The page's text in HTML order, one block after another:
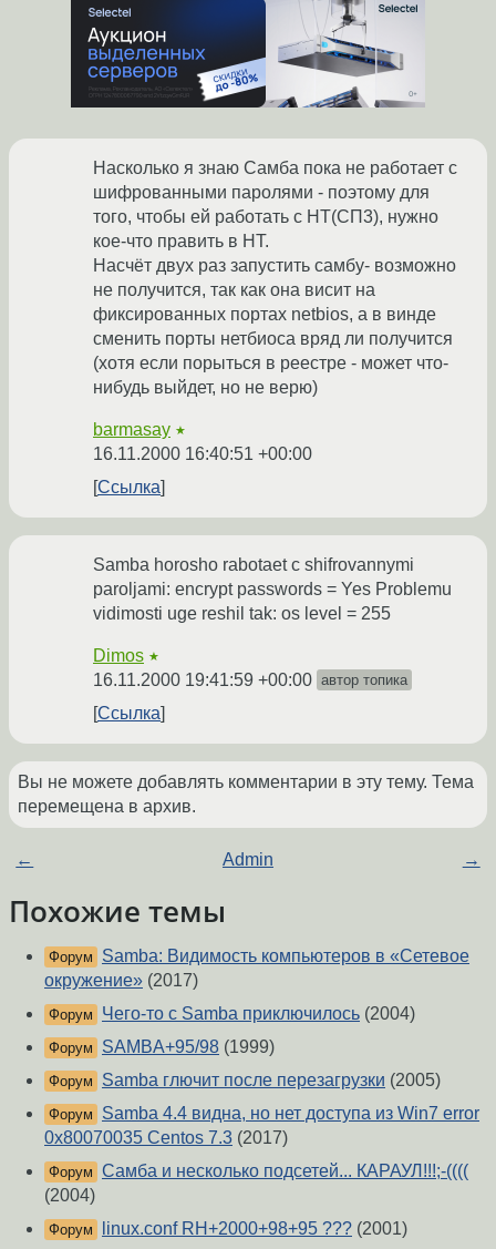
Насколько я знаю Самба пока не работает с
шифрованными паролями - поэтому для
того, чтобы ей работать с НТ(СП3), нужно
кое-что править в НТ.
Насчёт двух раз запустить самбу- возможно
не получится, так как она висит на
фиксированных портах netbios, а в винде
сменить порты нетбиоса вряд ли получится
(хотя если порыться в реестре - может что-
нибудь выйдет, но не верю)
barmasay ★
16.11.2000 16:40:51 +00:00
Ссылка
Samba horosho rabotaet c shifrovannymi
paroljami: encrypt passwords = Yes Problemu
vidimosti uge reshil tak: os level = 255
Dimos ★
16.11.2000 19:41:59 +00:00 автор топика
Ссылка
Вы не можете добавлять комментарии в эту тему. Тема
перемещена в архив.
← Admin →
Похожие темы
Форум
Samba: Видимость компьютеров в «Сетевое
окружение» (2017)
Форум Чего-то с Samba приключилось (2004)
Форум SAMBA+95/98 (1999)
Форум Samba глючит после перезагрузки (2005)
Форум
Samba 4.4 видна, но нет доступа из Win7 error
0x80070035 Centos 7.3 (2017)
Форум Самба и несколько подсетей... КАРАУЛ!!!;-((((
(2004)
Форум linux.conf RH+2000+98+95 ??? (2001)